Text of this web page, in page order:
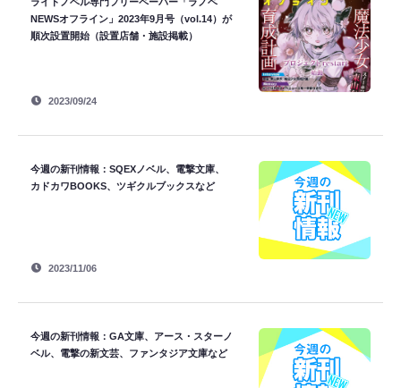
NEWSオフライン」2023年9月号（vol.14）が
順次設置開始（設置店舗・施設掲載）
2023/09/24
今週の新刊情報：SQEXノベル、電撃文庫、
カドカワBOOKS、ツギクルブックスなど
2023/11/06
今週の新刊情報：GA文庫、アース・スターノ
ベル、電撃の新文芸、ファンタジア文庫など